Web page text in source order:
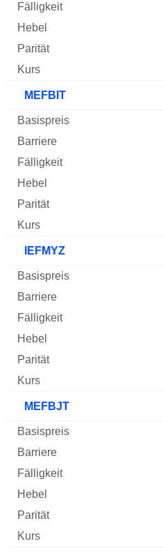
MEFBIT
IEFMYZ
MEFBJT